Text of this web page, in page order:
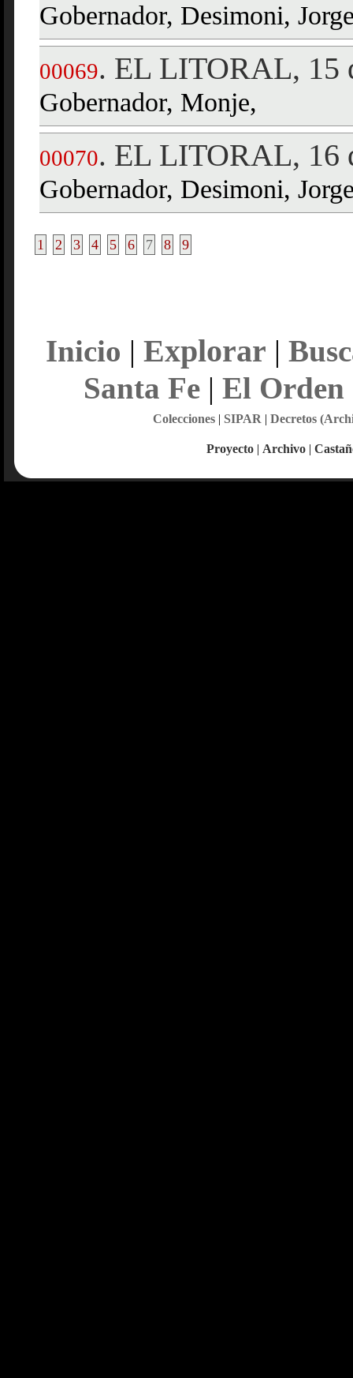
Gobernador, Desimoni,
00069. EL LITORAL, 15
Gobernador, Monje,
00070. EL LITORAL, 16
Gobernador, Desimoni,
1 2 3 4 5 6 7 8 9
Inicio | Explorar |
Santa Fe| El Orden
Colecciones| SIPAR | Decretos
Proyecto | Archivo |